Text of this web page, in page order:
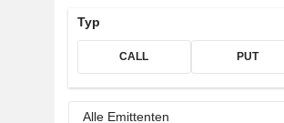
Typ
CALL PUT
Alle Emittenten